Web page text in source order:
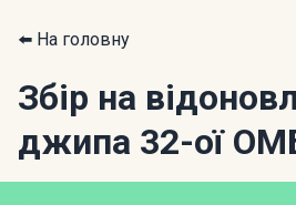
⬅️ На головну
Збір на
джипа 32-ої